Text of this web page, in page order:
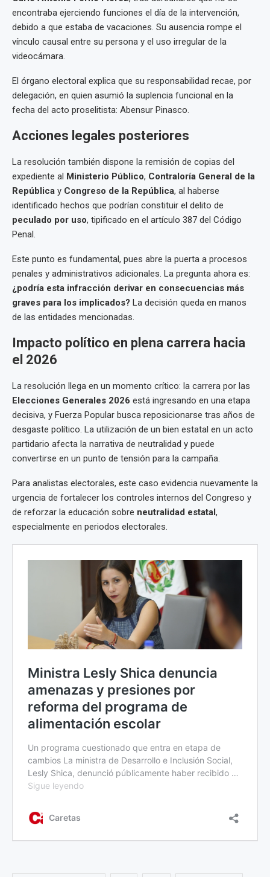
encontraba ejerciendo funciones el día de la intervención,
debido a que estaba de vacaciones. Su ausencia rompe el
vínculo causal entre su persona y el uso irregular de la
videocámara.
El órgano electoral explica que su responsabilidad recae, por
delegación, en quien asumió la suplencia funcional en la
fecha del acto proselitista: Abensur Pinasco.
Acciones legales posteriores
La resolución también dispone la remisión de copias del
expediente al Ministerio Público, Contraloría General de la
República y Congreso de la República, al haberse
identificado hechos que podrían constituir el delito de
peculado por uso, tipificado en el artículo 387 del Código
Penal.
Este punto es fundamental, pues abre la puerta a procesos
penales y administrativos adicionales. La pregunta ahora es:
¿podría esta infracción derivar en consecuencias más
graves para los implicados? La decisión queda en manos
de las entidades mencionadas.
Impacto político en plena carrera hacia
el 2026
La resolución llega en un momento crítico: la carrera por las
Elecciones Generales 2026 está ingresando en una etapa
decisiva, y Fuerza Popular busca reposicionarse tras años de
desgaste político. La utilización de un bien estatal en un acto
partidario afecta la narrativa de neutralidad y puede
convertirse en un punto de tensión para la campaña.
Para analistas electorales, este caso evidencia nuevamente la
urgencia de fortalecer los controles internos del Congreso y
de reforzar la educación sobre neutralidad estatal,
especialmente en periodos electorales.